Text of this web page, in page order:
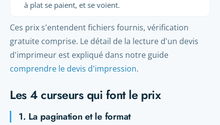
à plat se paient, et se voient.
Ces prix s'entendent fichiers fournis, vérification
gratuite comprise. Le détail de la lecture d'un devis
d'imprimeur est expliqué dans notre guide
comprendre le devis d'impression.
Les 4 curseurs qui font le prix
1. La pagination et le format